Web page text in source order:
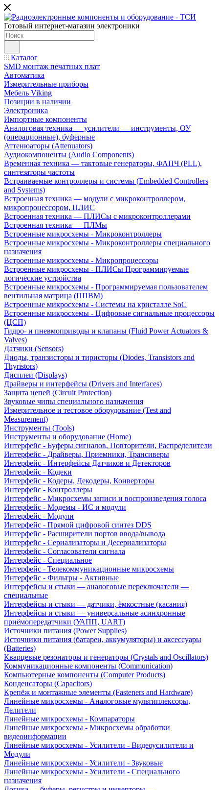
Готовый интернет-магазин электроники
Каталог
SMD монтаж печатных плат
Автоматика
Измерительные приборы
Мебель Viking
Позиции в наличии
Электроника
Импортные компоненты
Аналоговая техника — усилители — инструменты, ОУ
(операционные), буферные
Аттенюаторы (Attenuators)
Аудиокомпоненты (Audio Components)
Временна́я техника — тактовые генераторы, ФАПЧ (PLL),
синтезаторы частоты
Встраиваемые контроллеры и системы (Embedded Controllers
and Systems)
Встроенная техника — модули с микроконтроллером,
микропроцессором, ПЛИС
Встроенная техника — ПЛИСы с микроконтроллерами
Встроенная техника — ПЛМы
Встроенные микросхемы - Микроконтроллеры
Встроенные микросхемы - Микроконтроллеры специального
назначения
Встроенные микросхемы - Микропроцессоры
Встроенные микросхемы - ПЛИСы Программируемые
логические устройства
Встроенные микросхемы - Программируемая пользователем
вентильная матрица (ППВМ)
Встроенные микросхемы - Системы на кристалле SoC
Встроенные микросхемы - Цифровые сигнальные процессоры
(ЦСП)
Гидро- и пневмоприводы и клапаны (Fluid Power Actuators &
Valves)
Датчики (Sensors)
Диоды, транзисторы и тиристоры (Diodes, Transistors and
Thyristors)
Дисплеи (Displays)
Драйверы и интерфейсы (Drivers and Interfaces)
Защита цепей (Circuit Protection)
Звуковые чипы специального назначения
Измерительное и тестовое оборудование (Test and
Measurement)
Инструменты (Tools)
Инструменты и оборудование (Home)
Интерфейс - Буферы сигналов, Повторители, Распределители
Интерфейс - Драйверы, Приемники, Трансиверы
Интерфейс - Интерфейсы Датчиков и Детекторов
Интерфейс - Кодеки
Интерфейс - Кодеры, Декодеры, Конверторы
Интерфейс - Контроллеры
Интерфейс - Микросхемы записи и воспроизведения голоса
Интерфейс - Модемы - ИС и модули
Интерфейс - Модули
Интерфейс - Прямой цифровой синтез DDS
Интерфейс - Расширители портов ввода/вывода
Интерфейс - Сериализаторы и Десериализаторы
Интерфейс - Согласователи сигнала
Интерфейс - Специальное
Интерфейс - Телекоммуникационные микросхемы
Интерфейс - Фильтры - Активные
Интерфейсы и стыки — аналоговые переключатели —
специальные
Интерфейсы и стыки — датчики, ёмкостные (касания)
Интерфейсы и стыки — универсальные асинхронные
приёмопередатчики (УАПП, UART)
Источники питания (Power Supplies)
Источники питания (батареи, аккумуляторы) и аксессуары
(Batteries)
Кварцевые резонаторы и генераторы (Crystals and Oscillators)
Коммуникационные компоненты (Communication)
Компьютерные компоненты (Computer Products)
Конденсаторы (Capacitors)
Крепёж и монтажные элементы (Fasteners and Hardware)
Линейные микросхемы - Аналоговые мультиплексоры,
Делители
Линейные микросхемы - Компараторы
Линейные микросхемы - Микросхемы обработки
видеоинформации
Линейные микросхемы - Усилители - Видеоусилители и
Модули
Линейные микросхемы - Усилители - Звуковые
Линейные микросхемы - Усилители - Специального
назначения